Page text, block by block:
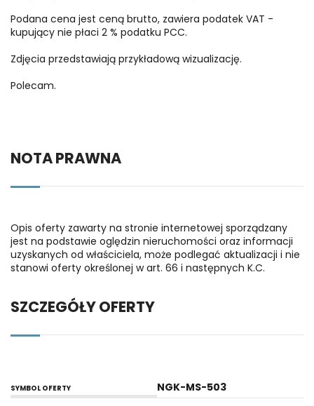
Podana cena jest ceną brutto, zawiera podatek VAT -
kupujący nie płaci 2 % podatku PCC.
Zdjęcia przedstawiają przykładową wizualizację.
Polecam.
NOTA PRAWNA
Opis oferty zawarty na stronie internetowej sporządzany
jest na podstawie oględzin nieruchomości oraz informacji
uzyskanych od właściciela, może podlegać aktualizacji i nie
stanowi oferty określonej w art. 66 i następnych K.C.
SZCZEGÓŁY OFERTY
SYMBOL OFERTY NGK-MS-503